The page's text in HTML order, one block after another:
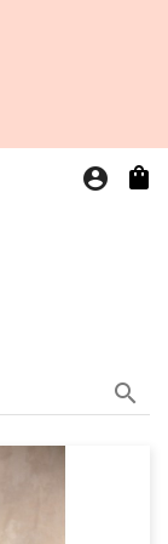
account_circle
